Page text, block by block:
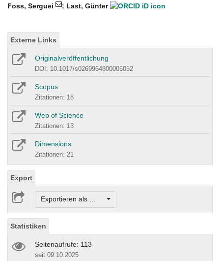
Foss, Serguei ; Last, Günter
Externe Links
Originalveröffentlichung
DOI: 10.1017/s0269964800005052
Scopus
Zitationen: 18
Web of Science
Zitationen: 13
Dimensions
Zitationen: 21
Export
Exportieren als ...
Statistiken
Seitenaufrufe: 113
seit 09.10.2025